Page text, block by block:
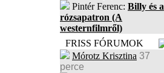
Pintér Ferenc: Billy és a
rózsapatron (A
westernfilmről)
FRISS FÓRUMOK
Mórotz Krisztina 37
perce